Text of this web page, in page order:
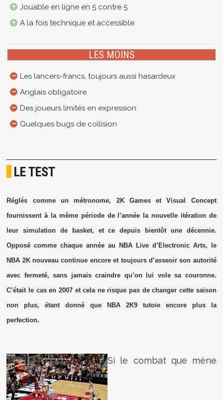
Jouable en ligne en 5 contre 5
A la fois technique et accessible
LES MOINS
Les lancers-francs, toujours aussi hasardeux
Anglais obligatoire
Des joueurs limités en expression
Quelques bugs de collision
LE TEST
Réglés comme un métronome, 2K Games et Visual Concept
fournissent à la même période de l’année la nouvelle itération de
leur simulation de basket, et ce depuis bientôt une décennie.
Opposé comme chaque année au NBA Live d’Electronic Arts, le
NBA 2K nouveau continue encore et toujours d’asseoir son autorité
avec fermeté, sans jamais craindre qu’on lui vole sa couronne.
C’était le cas en 2007 et cela ne risque pas de changer cette saison
non plus, étant donné que NBA 2K9 tutoie encore plus la
perfection.
Si le combat que mène